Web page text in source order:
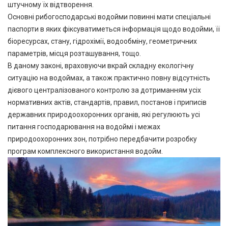
штучному їх відтворення.
Основні рибогосподарські водойми повинні мати спеціальні
паспорти в яких фіксуватиметься інформація щодо водойми, її
біоресурсах, стану, гідрохімії, водообміну, геометричних
параметрів, місця розташування, тощо.
В даному законі, враховуючи вкрай складну екологічну
ситуацію на водоймах, а також практично повну відсутність
дієвого централізованого контролю за дотриманням усіх
нормативних актів, стандартів, правил, постанов і приписів
державних природоохоронних органів, які регулюють усі
питання господарювання на водоймі і межах
природоохоронних зон, потрібно передбачити розробку
програм комплексного використання водойм.